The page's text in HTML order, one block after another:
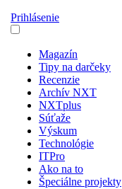
Prihlásenie
Magazín
Tipy na darčeky
Recenzie
Archív NXT
NXTplus
Súťaže
Výskum
Technológie
ITPro
Ako na to
Špeciálne projekty